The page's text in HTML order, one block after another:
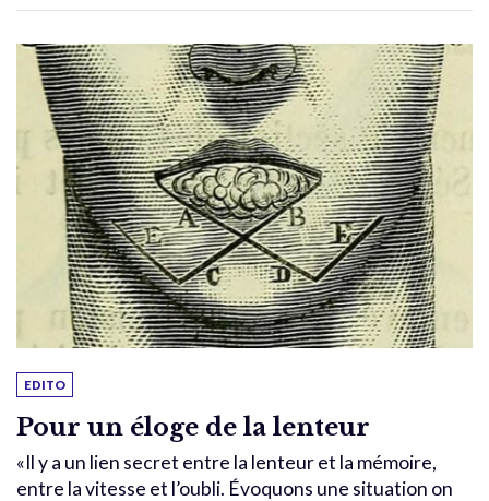
EDITO
Pour un éloge de la lenteur
«Il y a un lien secret entre la lenteur et la mémoire,
entre la vitesse et l’oubli. Évoquons une situation on